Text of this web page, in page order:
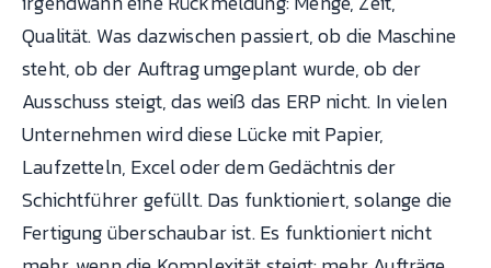
Qualität. Was dazwischen passiert, ob die Maschine
steht, ob der Auftrag umgeplant wurde, ob der
Ausschuss steigt, das weiß das ERP nicht. In vielen
Unternehmen wird diese Lücke mit Papier,
Laufzetteln, Excel oder dem Gedächtnis der
Schichtführer gefüllt. Das funktioniert, solange die
Fertigung überschaubar ist. Es funktioniert nicht